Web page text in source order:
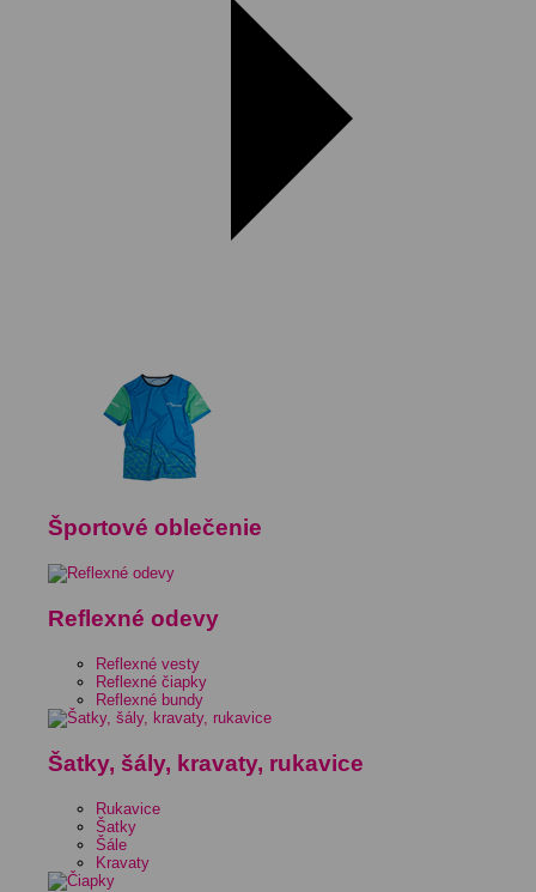
Športové oblečenie
Reflexné odevy
Reflexné vesty
Reflexné čiapky
Reflexné bundy
Šatky, šály, kravaty, rukavice
Rukavice
Šatky
Šále
Kravaty